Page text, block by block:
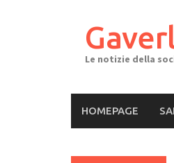
Le notizie della
HOMEPAGE